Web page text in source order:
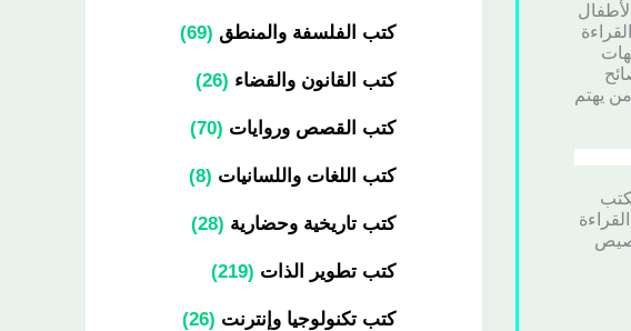
يهتم
كتب الفلسفة والمنطق 69
كتب القانون والقضاء 26
كتب القصص وروايات 70
كتب اللغات واللسانيات 8
كتب تاريخية وحضارية 28
كتب تطوير الذات 219
كتب تكنولوجيا وإنترنت 26